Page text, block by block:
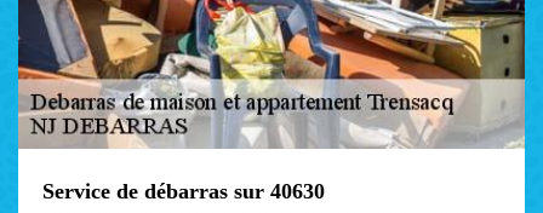
Service de débarras sur 40630